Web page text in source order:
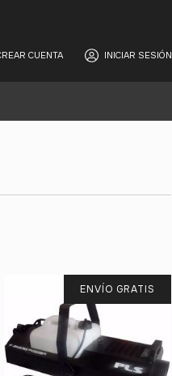
CUENTA INICIAR SESIÓN
de sonido y iluminación
ENVÍO GRATIS